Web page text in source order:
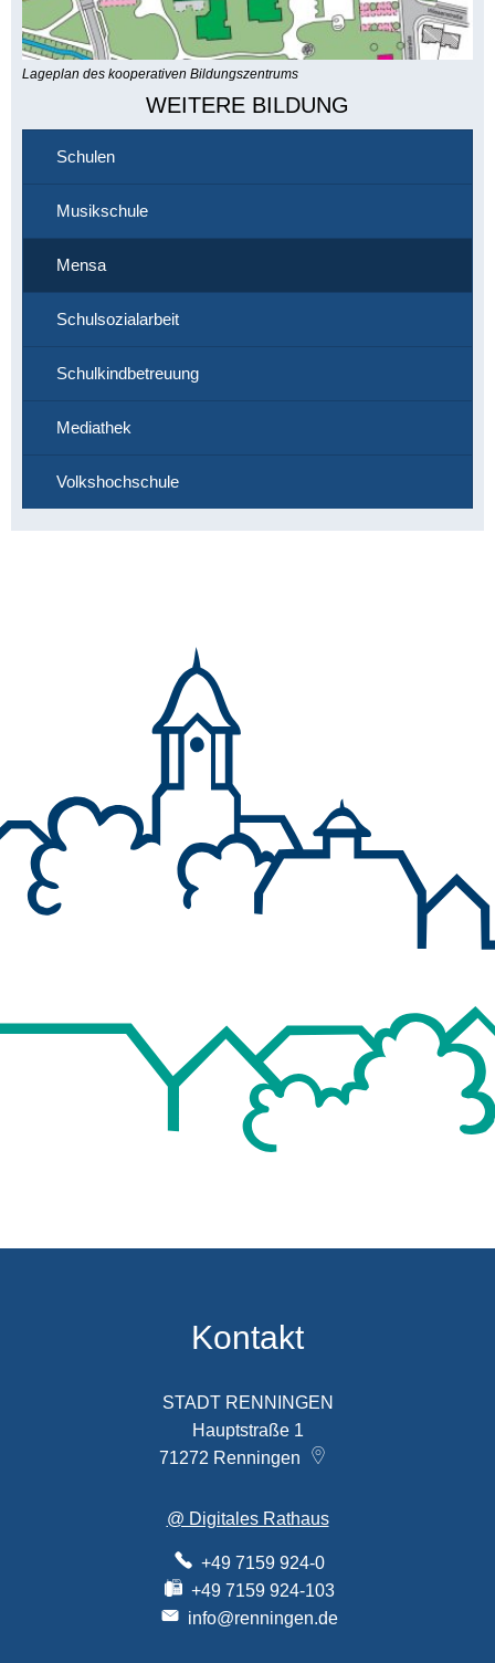
Lageplan des kooperativen Bildungszentrums
WEITERE BILDUNG
Schulen
Musikschule
Mensa
Schulsozialarbeit
Schulkindbetreuung
Mediathek
Volkshochschule
Kontakt
STADT RENNINGEN
Hauptstraße 1
71272 Renningen
@ Digitales Rathaus
+49 7159 924-0
+49 7159 924-103
info@renningen.de